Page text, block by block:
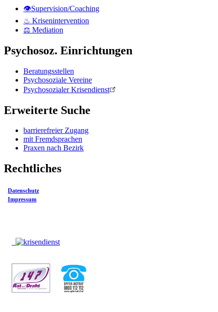
👁Supervision/Coaching
♨ Krisenintervention
⚖ Mediation
Psychosoz. Einrichtungen
Beratungsstellen
Psychosoziale Vereine
Psychosozialer Krisendienst
Erweiterte Suche
barrierefreier Zugang
mit Fremdsprachen
Praxen nach Bezirk
Rechtliches
Datenschutz
Impressum